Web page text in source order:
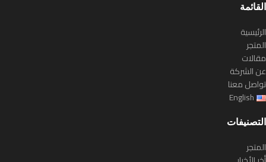
القائمة
الرئيسية
المتجر
مقالات
عن الشركة
تواصل معنا
English
التصنيفات
المتجر